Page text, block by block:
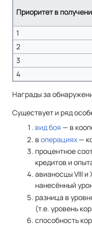
Приоритет в
1
2
3
4
Награды за
Существует и ряд
вид боя — в
в операциях—
процентное
кредитов и
авианосцы VIII
нанесённый
разница в
(т.е. уровень
способность